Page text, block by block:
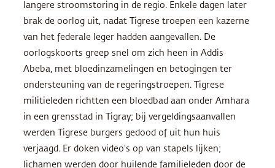
langere stroomstoring in de regio. Enkele dagen later
brak de oorlog uit, nadat Tigrese troepen een kazerne
van het federale leger hadden aangevallen. De
oorlogskoorts greep snel om zich heen in Addis
Abeba, met bloedinzamelingen en betogingen ter
ondersteuning van de regeringstroepen. Tigrese
militieleden richtten een bloedbad aan onder Amhara
in een grensstad in Tigray; bij vergeldingsaanvallen
werden Tigrese burgers gedood of uit hun huis
verjaagd. Er doken video’s op van stapels lijken;
lichamen werden door huilende familieleden door de